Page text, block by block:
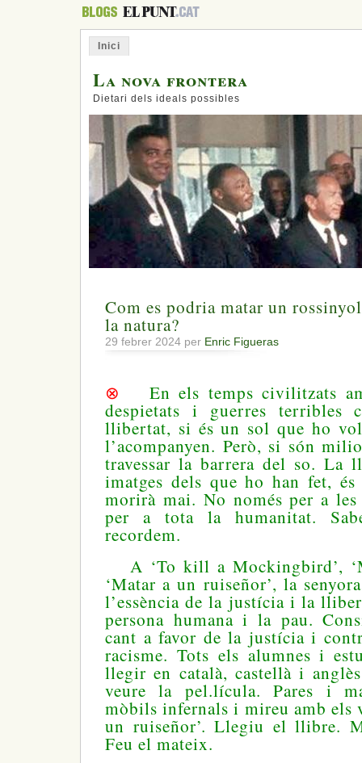
Inici
La nova frontera
Dietari dels ideals possibles
Com es podria matar un
la natura?
29 febrer 2024 per Enric Figueras
⊗ En els temps civilitzats
despietats i guerres terribles
llibertat, si és un sol que ho
l’acompanyen. Però, si són
travessar la barrera del so. La
imatges dels que ho han fet,
morirà mai. No només per a
per a tota la humanitat.
recordem.
A ‘To kill a Mockingbird’,
‘Matar a un ruiseñor’, la
l’essència de la justícia i la
persona humana i la pau.
cant a favor de la justícia i
racisme. Tots els alumnes i
llegir en català, castellà i
veure la pel.lícula. Pares i
mòbils infernals i mireu amb els
un ruiseñor’. Llegiu el llibre.
Feu el mateix.